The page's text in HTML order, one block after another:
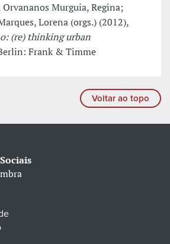
Murguia, Regina;
Lorena (orgs.) (2012),
(re) thinking urban
Frank & Timme
Voltar ao topo